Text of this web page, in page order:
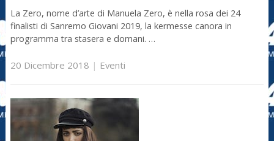
La Zero, nome d’arte di Manuela Zero, è nella rosa dei 24
finalisti di Sanremo Giovani 2019, la kermesse canora in
programma tra stasera e domani. …
20 Dicembre 2018 | Eventi